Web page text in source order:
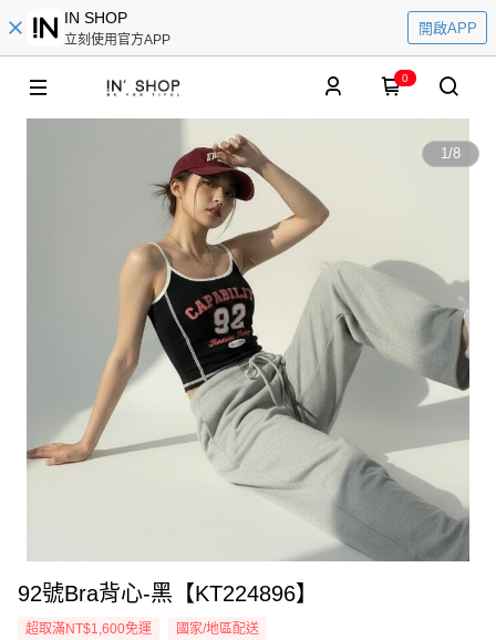
IN SHOP
立刻使用官方APP
開啟APP
0
1/8
92號Bra背心-黑【KT224896】
超取滿NT$1,600免運 國家/地區配送